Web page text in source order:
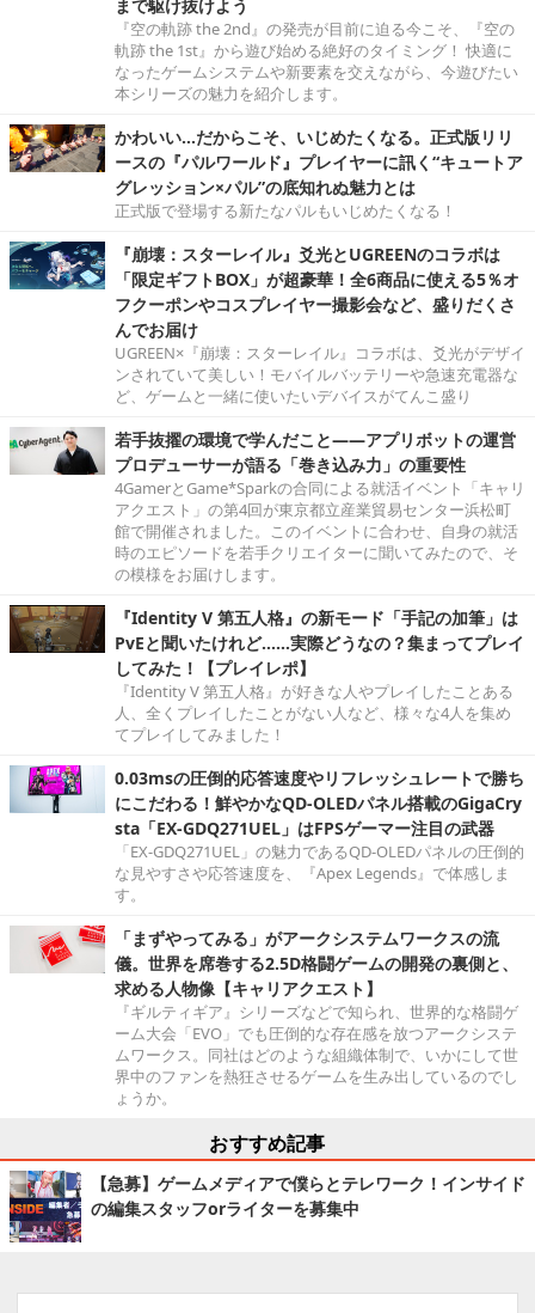
まで駆け抜けよう
『空の軌跡 the 2nd』の発売が目前に迫る今こそ、『空の
軌跡 the 1st』から遊び始める絶好のタイミング！ 快適に
なったゲームシステムや新要素を交えながら、今遊びたい
本シリーズの魅力を紹介します。
かわいい…だからこそ、いじめたくなる。正式版リリ
ースの『パルワールド』プレイヤーに訊く“キュートア
グレッション×パル”の底知れぬ魅力とは
正式版で登場する新たなパルもいじめたくなる！
『崩壊：スターレイル』爻光とUGREENのコラボは
「限定ギフトBOX」が超豪華！全6商品に使える5％オ
フクーポンやコスプレイヤー撮影会など、盛りだくさ
んでお届け
UGREEN×『崩壊：スターレイル』コラボは、爻光がデザイ
ンされていて美しい！モバイルバッテリーや急速充電器な
ど、ゲームと一緒に使いたいデバイスがてんこ盛り
若手抜擢の環境で学んだこと――アプリボットの運営
プロデューサーが語る「巻き込み力」の重要性
4GamerとGame*Sparkの合同による就活イベント「キャリ
アクエスト」の第4回が東京都立産業貿易センター浜松町
館で開催されました。このイベントに合わせ、自身の就活
時のエピソードを若手クリエイターに聞いてみたので、そ
の模様をお届けします。
『Identity V 第五人格』の新モード「手記の加筆」は
PvEと聞いたけれど……実際どうなの？集まってプレイ
してみた！【プレイレポ】
『Identity V 第五人格』が好きな人やプレイしたことある
人、全くプレイしたことがない人など、様々な4人を集め
てプレイしてみました！
0.03msの圧倒的応答速度やリフレッシュレートで勝ち
にこだわる！鮮やかなQD-OLEDパネル搭載のGigaCry
sta「EX-GDQ271UEL」はFPSゲーマー注目の武器
「EX-GDQ271UEL」の魅力であるQD-OLEDパネルの圧倒的
な見やすさや応答速度を、『Apex Legends』で体感しま
す。
「まずやってみる」がアークシステムワークスの流
儀。世界を席巻する2.5D格闘ゲームの開発の裏側と、
求める人物像【キャリアクエスト】
『ギルティギア』シリーズなどで知られ、世界的な格闘ゲ
ーム大会「EVO」でも圧倒的な存在感を放つアークシステ
ムワークス。同社はどのような組織体制で、いかにして世
界中のファンを熱狂させるゲームを生み出しているのでし
ょうか。
おすすめ記事
【急募】ゲームメディアで僕らとテレワーク！インサイド
の編集スタッフorライターを募集中